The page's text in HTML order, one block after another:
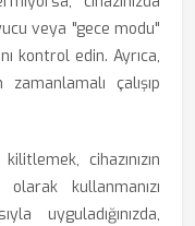
veya "gece modu"
kontrol edin. Ayrıca,
çalışıp
cihazınızın
kullanmanızı
uyguladığınızda,